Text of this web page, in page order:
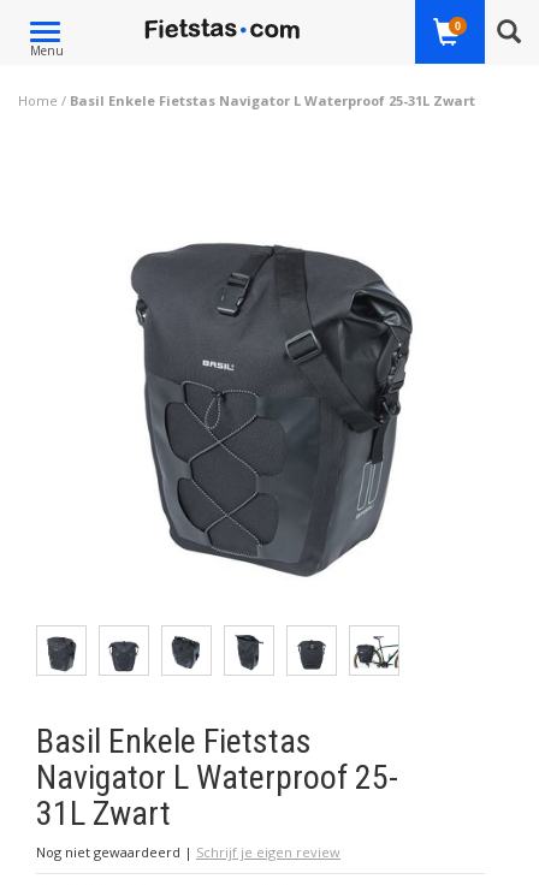
Toggle
navigation
Menu
0
Home / Basil Enkele Fietstas Navigator L Waterproof 25-31L Zwart
Basil Enkele Fietstas
Navigator L Waterproof 25-
31L Zwart
Nog niet gewaardeerd | Schrijf je eigen review